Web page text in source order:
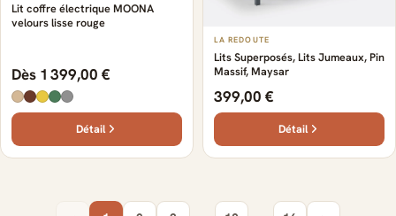
Lit coffre électrique MOONA
velours lisse rouge
Dès 1 399,00 €
Détail
LA REDOUTE
Lits Superposés, Lits Jumeaux, Pin
Massif, Maysar
399,00 €
Détail